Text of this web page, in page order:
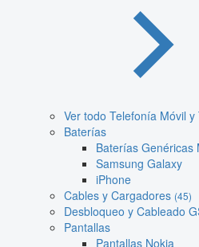
Ver todo Telefonía Móvil y
Baterías
Baterías Genéricas
Samsung Galaxy
iPhone
Cables y Cargadores (45)
Desbloqueo y Cableado
Pantallas
Pantallas Nokia